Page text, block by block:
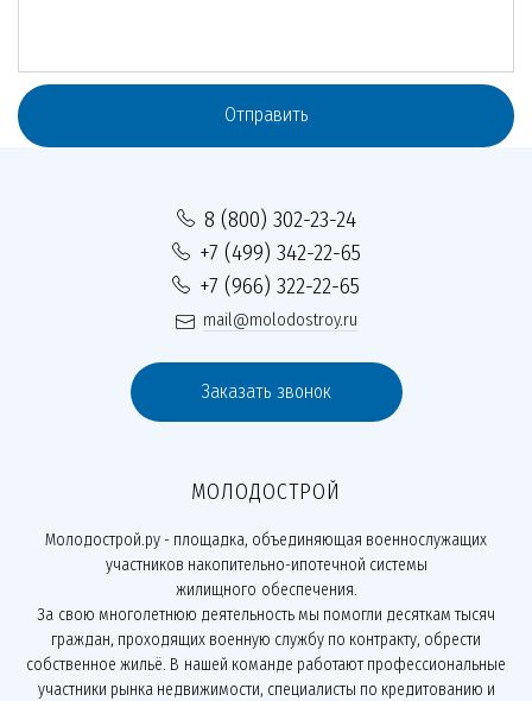
Отправить
8 (800) 302-23-24
+7 (499) 342-22-65
+7 (966) 322-22-65
mail@molodostroy.ru
Заказать звонок
МОЛОДОСТРОЙ
Молодострой.ру - площадка, объединяющая военнослужащих
участников накопительно-ипотечной системы
жилищного обеспечения.
За свою многолетнюю деятельность мы помогли десяткам тысяч
граждан, проходящих военную службу по контракту, обрести
собственное жильё. В нашей команде работают профессиональные
участники рынка недвижимости, специалисты по кредитованию и